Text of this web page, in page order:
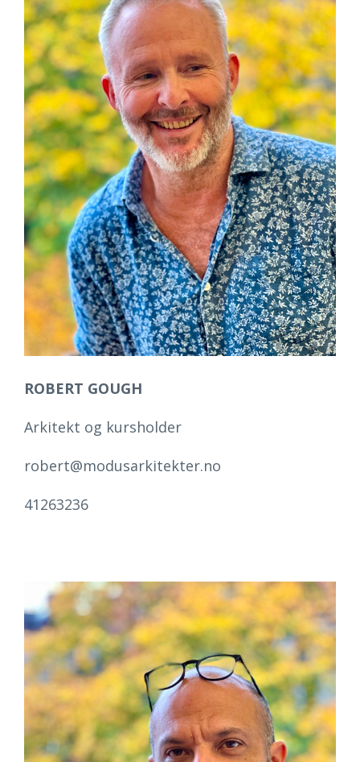
ROBERT GOUGH
Arkitekt og kursholder
robert@modusarkitekter.no
41263236